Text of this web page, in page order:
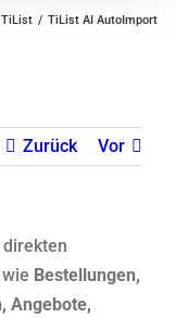
TiList TiList AI AutoImport
Zurück Vor
wie Bestellungen,
Angebote,